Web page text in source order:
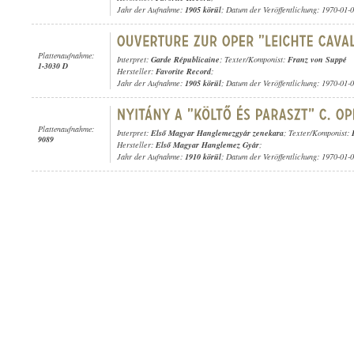
Jahr der Aufnahme: 1905 körül; Datum der Veröffentlichung: 1970-01-
Plattenaufnahme:
1-3030 D
Interpret: Garde Républicaine; Texter/Komponist: Franz von Suppé
Hersteller: Favorite Record;
Jahr der Aufnahme: 1905 körül; Datum der Veröffentlichung: 1970-01-
Plattenaufnahme:
9089
Interpret: Első Magyar Hanglemezgyár zenekara; Texter/Komponist:
Hersteller: Első Magyar Hanglemez Gyár;
Jahr der Aufnahme: 1910 körül; Datum der Veröffentlichung: 1970-01-